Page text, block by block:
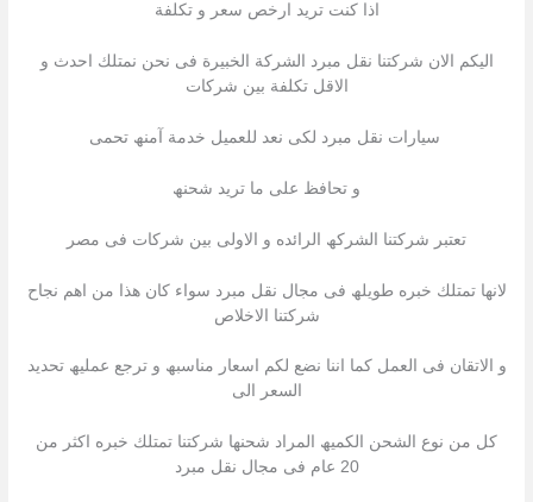
اذا كنت ترید ارخص سعر و تكلفة
الیكم الان شركتنا نقل مبرد الشركة الخبیرة فى نحن نمتلك احدث و
الاقل تكلفة بین شركات
سیارات نقل مبرد لكى نعد للعمیل خدمة آمنھ تحمى
و تحافظ على ما ترید شحنھ
تعتبر شركتنا الشركھ الرائده و الاولى بین شركات فى مصر
لانھا تمتلك خبره طویلھ فى مجال نقل مبرد سواء كان ھذا من اھم نجاح
شركتنا الاخلاص
و الاتقان فى العمل كما اننا نضع لكم اسعار مناسبھ و ترجع عملیھ تحدید
السعر الى
كل من نوع الشحن الكمیھ المراد شحنھا شركتنا تمتلك خبره اكثر من
20 عام فى مجال نقل مبرد